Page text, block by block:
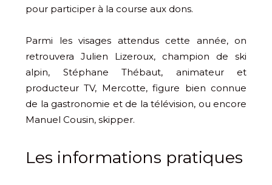
pour participer à la course aux dons.
Parmi les visages attendus cette année, on
retrouvera Julien Lizeroux, champion de ski
alpin, Stéphane Thébaut, animateur et
producteur TV, Mercotte, figure bien connue
de la gastronomie et de la télévision, ou encore
Manuel Cousin, skipper.
Les informations pratiques